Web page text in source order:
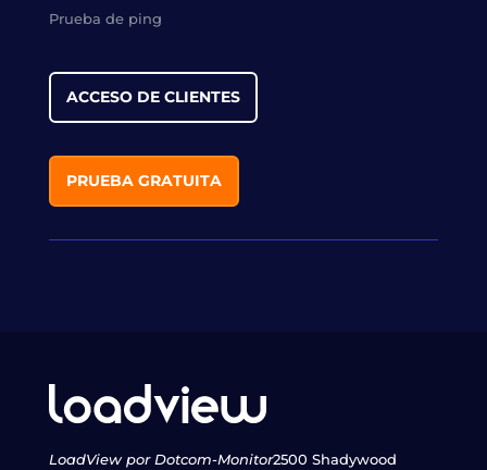
Prueba de ping
ACCESO DE CLIENTES
PRUEBA GRATUITA
LoadView por Dotcom-Monitor2500 Shadywood